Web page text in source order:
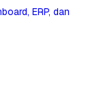
ERP, dan